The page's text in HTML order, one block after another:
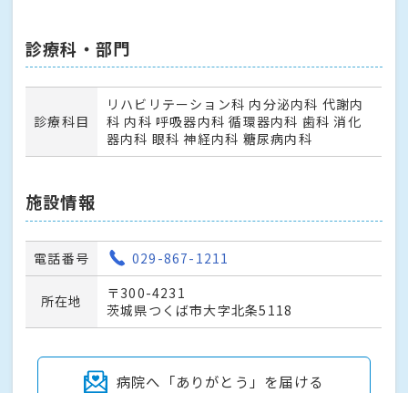
診療科・部門
診療科目
リハビリテーション科 内分泌内科 代謝内
科 内科 呼吸器内科 循環器内科 歯科 消化
器内科 眼科 神経内科 糖尿病内科
施設情報
電話番号 029-867-1211
所在地
〒300-4231
茨城県つくば市大字北条5118
病院へ「ありがとう」を届ける